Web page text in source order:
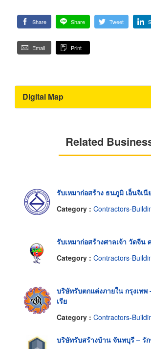
Share Share Tweet
Email Print
Digital Map
Related
รับเหมาก่อสร้าง ธนภูมิ เอ็นจิเนี
Category : Contractors-
รับเหมาก่อสร้างศาลเจ้า วัดจีน
Category : Contractors-
บริษัทรับตกแต่งภายใน กรุงเท
เรีย
Category : Contractors-
บริษัทรับสร้างบ้าน จันทบุรี – รั